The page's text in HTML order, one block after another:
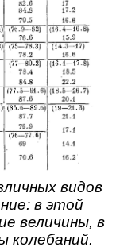
видов
в этой
величины, в
колебаний.